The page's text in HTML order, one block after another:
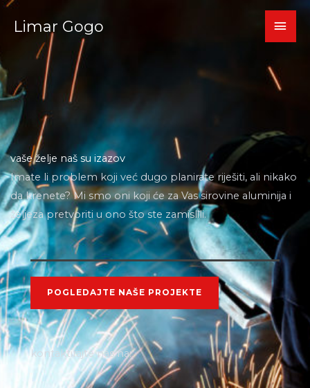
Skip
content
Limar Gogo
vaše želje naš su izazov
Imate li problem koji već dugo planirate riješiti, ali nikako
da krenete? Mi smo oni koji će za Vas sirovine aluminija i
željeza pretvoriti u ono što ste zamislili.
POGLEDAJTE NAŠE PROJEKTE
kontaktirajte nas na: